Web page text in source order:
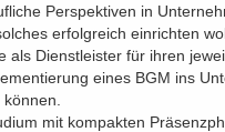
Perspektiven in
erfolgreich einrichten
als Dienstleister für ihren
eines BGM ins
mit kompakten